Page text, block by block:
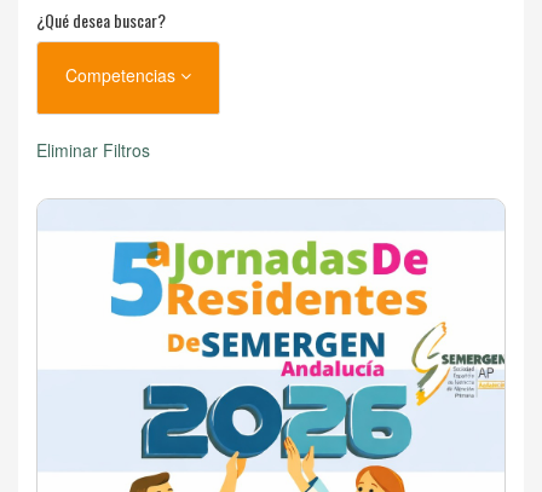
¿Qué desea buscar?
Competencias
Eliminar Filtros